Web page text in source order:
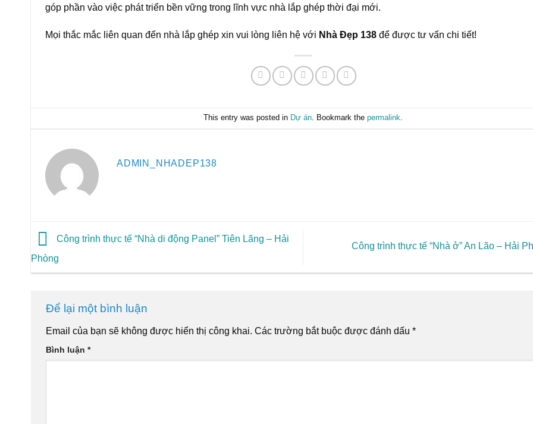
góp phần vào việc phát triển bền vững trong lĩnh vực nhà lắp ghép thời đại mới.
Mọi thắc mắc liên quan đến nhà lắp ghép xin vui lòng liên hệ với Nhà Đẹp 138 để được tư vấn chi tiết!
This entry was posted in Dự án. Bookmark the permalink.
ADMIN_NHADEP138
Công trình thực tế “Nhà di động Panel” Tiên Lãng – Hải
Phòng
Công trình thực tế “Nhà ở” An Lão – Hải
Để lại một bình luận
Email của bạn sẽ không được hiển thị công khai. Các trường bắt buộc được đánh dấu *
Bình luận *